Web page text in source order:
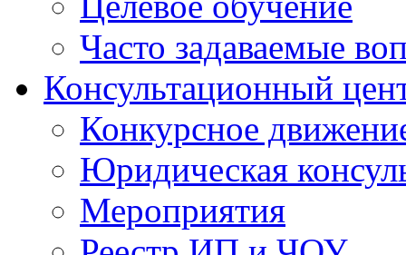
Часто задаваемые
Консультационный
Конкурсное
Юридическая
Мероприятия